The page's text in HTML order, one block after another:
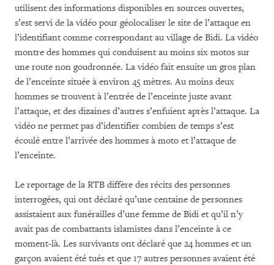
utilisent des informations disponibles en sources ouvertes,
s’est servi de la vidéo pour géolocaliser le site de l’attaque en
l’identifiant comme correspondant au village de Bidi. La vidéo
montre des hommes qui conduisent au moins six motos sur
une route non goudronnée. La vidéo fait ensuite un gros plan
de l’enceinte située à environ 45 mètres. Au moins deux
hommes se trouvent à l’entrée de l’enceinte juste avant
l’attaque, et des dizaines d’autres s’enfuient après l’attaque. La
vidéo ne permet pas d’identifier combien de temps s’est
écoulé entre l’arrivée des hommes à moto et l’attaque de
l’enceinte.
Le reportage de la RTB diffère des récits des personnes
interrogées, qui ont déclaré qu’une centaine de personnes
assistaient aux funérailles d’une femme de Bidi et qu’il n’y
avait pas de combattants islamistes dans l’enceinte à ce
moment-là. Les survivants ont déclaré que 24 hommes et un
garçon avaient été tués et que 17 autres personnes avaient été